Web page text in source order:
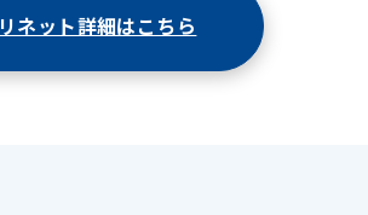
リネット詳細はこちら